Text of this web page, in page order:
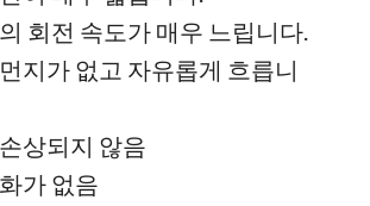
회전 속도가 매우 느립니다.
지가 없고 자유롭게 흐릅니
상되지 않음
가 없음